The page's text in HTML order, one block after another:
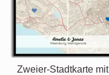
Zweier-Stadtkarte mit